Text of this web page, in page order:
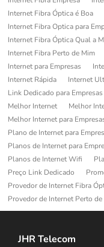
Internet Fibra Óptica é Boa
Internet Fibra Optica para
Internet Fibra Óptica Qual a
Internet Fibra Perto de Mim
Internet para Empresas
Internet Rápida
Internet
Link Dedicado para Empresas
Melhor Internet
Melhor
Melhor Internet para
Plano de Internet para
Planos de Internet para
Planos de Internet Wifi
Preço Link Dedicado
Provedor de Internet Fibra
Provedor de Internet Perto
JHR Telecom